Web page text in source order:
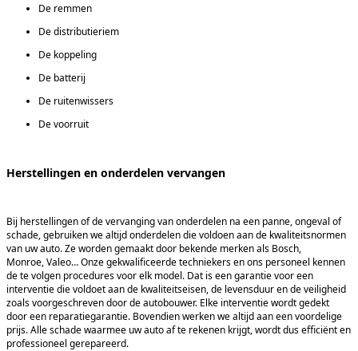
De remmen
De distributieriem
De koppeling
De batterij
De ruitenwissers
De voorruit
Herstellingen en onderdelen vervangen
Bij herstellingen of de vervanging van onderdelen na een panne, ongeval of
schade, gebruiken we altijd onderdelen die voldoen aan de kwaliteitsnormen
van uw auto. Ze worden gemaakt door bekende merken als Bosch,
Monroe, Valeo… Onze gekwalificeerde techniekers en ons personeel kennen
de te volgen procedures voor elk model. Dat is een garantie voor een
interventie die voldoet aan de kwaliteitseisen, de levensduur en de veiligheid
zoals voorgeschreven door de autobouwer. Elke interventie wordt gedekt
door een reparatiegarantie. Bovendien werken we altijd aan een voordelige
prijs. Alle schade waarmee uw auto af te rekenen krijgt, wordt dus efficiënt en
professioneel gerepareerd.